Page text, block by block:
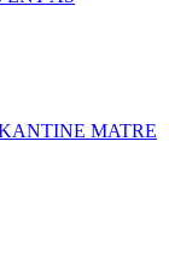
MATRE